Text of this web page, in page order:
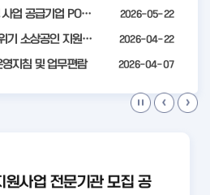
2026년 클린제조환경조성 사업 공급기업 POOL 안내 2026-05-22
「2026년 희망리턴패키지 위기 소상공인 지원」모집 통합 2차 수정 공고 2026-04-22
지침 및 업무편람 2026-04-07
원사업 전문기관 모집 공